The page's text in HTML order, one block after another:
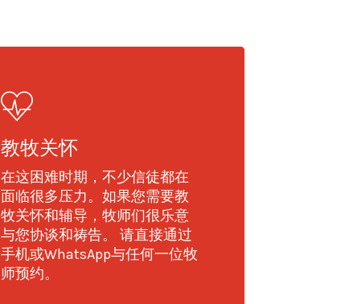
教牧关怀
在这困难时期，不少信徒都在
面临很多压力。如果您需要教
牧关怀和辅导，牧师们很乐意
与您协谈和祷告。 请直接通过
手机或WhatsApp与任何一位牧
师预约。